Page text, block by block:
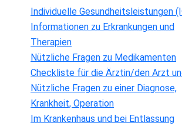
Individuelle Gesundheitsleistungen
Informationen zu Erkrankungen und
Therapien
Nützliche Fragen zu Medikamenten
Checkliste für die Ärztin/den Arzt
Nützliche Fragen zu einer Diagnose,
Krankheit, Operation
Im Krankenhaus und bei Entlassung